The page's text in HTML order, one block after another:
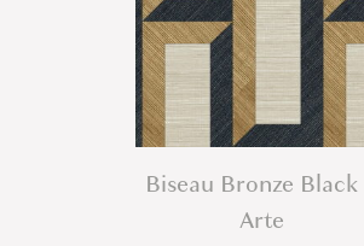
Biseau Bronze
Arte